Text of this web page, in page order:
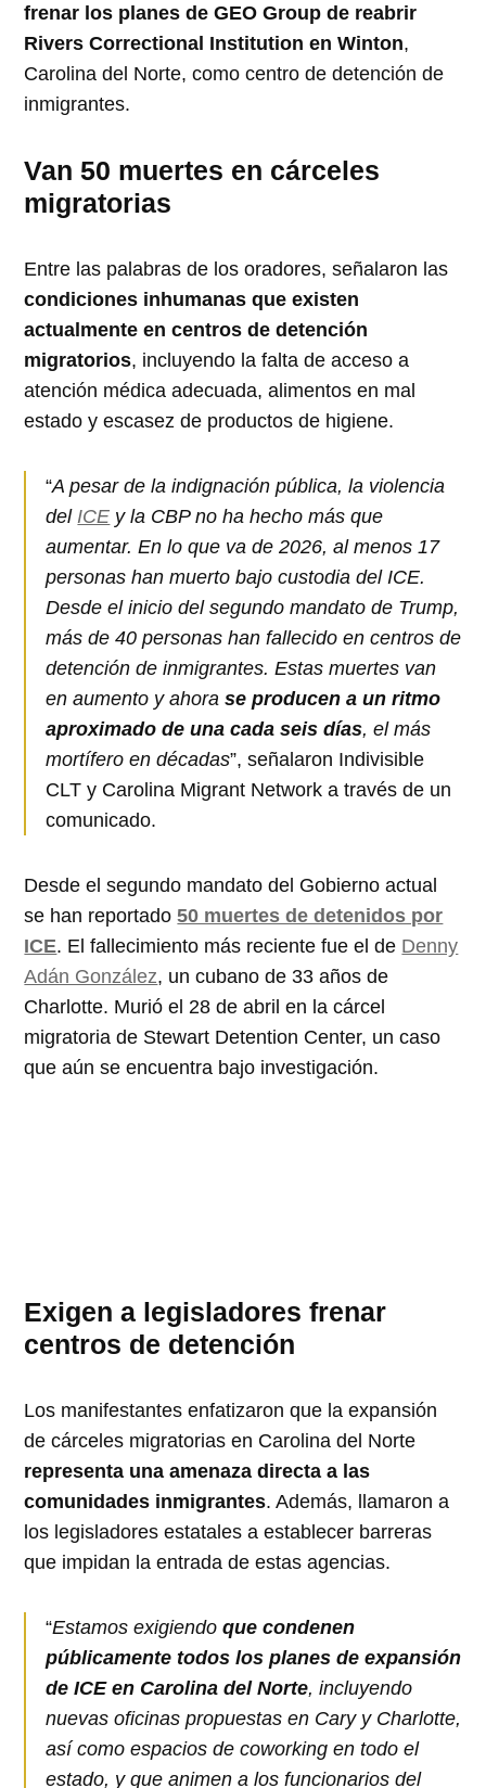
frenar los planes de GEO Group de reabrir
Rivers Correctional Institution en Winton,
Carolina del Norte, como centro de detención de
inmigrantes.
Van 50 muertes en cárceles
migratorias
Entre las palabras de los oradores, señalaron las
condiciones inhumanas que existen
actualmente en centros de detención
migratorios, incluyendo la falta de acceso a
atención médica adecuada, alimentos en mal
estado y escasez de productos de higiene.
“A pesar de la indignación pública, la violencia
del ICE y la CBP no ha hecho más que
aumentar. En lo que va de 2026, al menos 17
personas han muerto bajo custodia del ICE.
Desde el inicio del segundo mandato de Trump,
más de 40 personas han fallecido en centros de
detención de inmigrantes. Estas muertes van
en aumento y ahorase producen a un ritmo
aproximado de una cada seis días, el más
mortífero en décadas”, señalaron Indivisible
CLT y Carolina Migrant Network a través de un
comunicado.
Desde el segundo mandato del Gobierno actual
se han reportado50 muertes de detenidos por
ICE. El fallecimiento más reciente fue el de Denny
Adán González, un cubano de 33 años de
Charlotte. Murió el 28 de abril en la cárcel
migratoria de Stewart Detention Center, un caso
que aún se encuentra bajo investigación.
Exigen a legisladores frenar
centros de detención
Los manifestantes enfatizaron que la expansión
de cárceles migratorias en Carolina del Norte
representa una amenaza directa a las
comunidades inmigrantes. Además, llamaron a
los legisladores estatales a establecer barreras
que impidan la entrada de estas agencias.
“Estamos exigiendoque condenen
públicamente todos los planes de expansión
de ICE en Carolina del Norte, incluyendo
nuevas oficinas propuestas en Cary y Charlotte,
así como espacios de coworking en todo el
estado, y que animen a los funcionarios del